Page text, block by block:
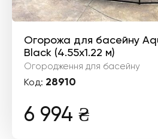
Огорожа для басейну
Black (4.55x1.22 м)
Огородження для басейну
Код: 28910
6 994 ₴